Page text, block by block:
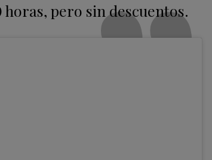
horas, pero sin descuentos.